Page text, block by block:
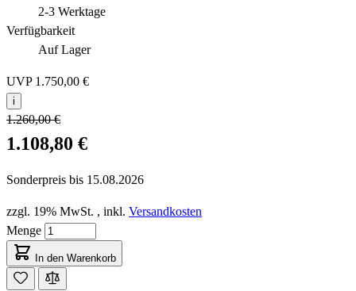
2-3 Werktage
Verfügbarkeit
Auf Lager
UVP 1.750,00 €
i
1.260,00 €
1.108,80 €
Sonderpreis bis 15.08.2026
zzgl. 19% MwSt. , inkl. Versandkosten
Menge
In den Warenkorb